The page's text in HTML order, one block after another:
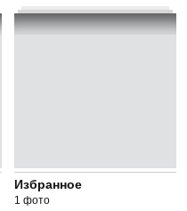
Избранное
1 фото